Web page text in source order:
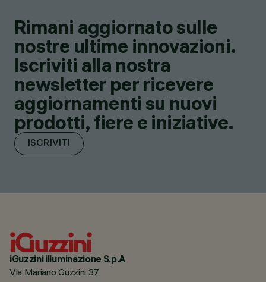
Rimani aggiornato sulle
nostre ultime innovazioni.
Iscriviti alla nostra
newsletter per ricevere
aggiornamenti su nuovi
prodotti, fiere e iniziative.
ISCRIVITI
iGuzzini illuminazione S.p.A
Via Mariano Guzzini 37